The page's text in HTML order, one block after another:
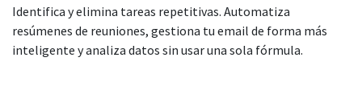
Identifica y elimina tareas repetitivas. Automatiza
resúmenes de reuniones, gestiona tu email de forma más
inteligente y analiza datos sin usar una sola fórmula.